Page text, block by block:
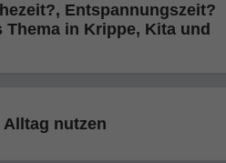
Entspannungszeit?
in Krippe, Kita und
nutzen